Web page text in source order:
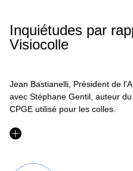
Inquiétudes par
Visiocolle
Jean Bastianelli, Président de
avec Stéphane Gentil, auteur
CPGE utilisé pour les colles.